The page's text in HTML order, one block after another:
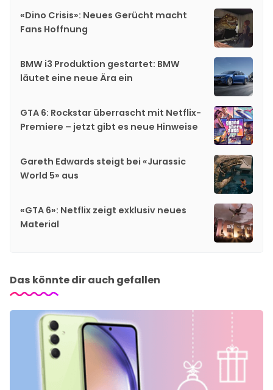
«Dino Crisis»: Neues Gerücht macht
Fans Hoffnung
BMW i3 Produktion gestartet: BMW
läutet eine neue Ära ein
GTA 6: Rockstar überrascht mit Netflix-
Premiere – jetzt gibt es neue Hinweise
Gareth Edwards steigt bei «Jurassic
World 5» aus
«GTA 6»: Netflix zeigt exklusiv neues
Material
Das könnte dir auch gefallen